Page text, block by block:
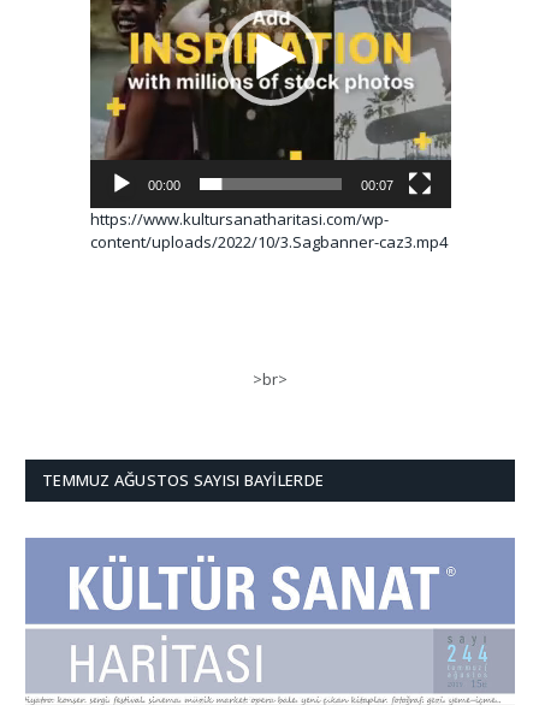
00:00 00:07
https://www.kultursanatharitasi.com/wp-
content/uploads/2022/10/3.Sagbanner-caz3.mp4
>br>
TEMMUZ AĞUSTOS SAYISI BAYILERDE